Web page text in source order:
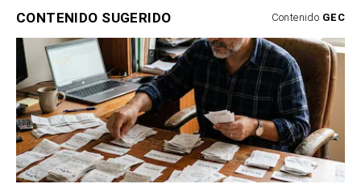
CONTENIDO SUGERIDO Contenido GEC